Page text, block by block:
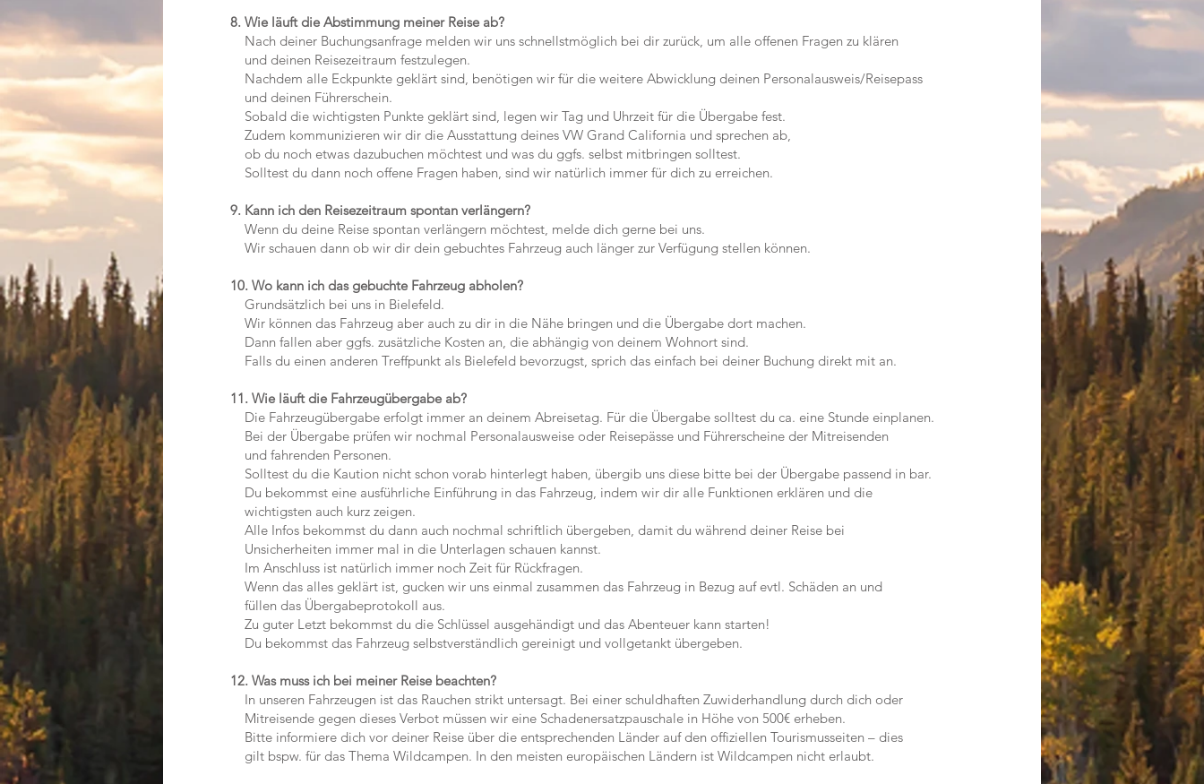
8. Wie läuft die Abstimmung meiner Reise ab?
Nach deiner Buchungsanfrage melden wir uns schnellstmöglich bei dir zurück, um alle offenen Fragen zu klären
und deinen Reisezeitraum festzulegen.
Nachdem alle Eckpunkte geklärt sind, benötigen wir für die weitere Abwicklung deinen Personalausweis/Reisepass
und deinen Führerschein.
Sobald die wichtigsten Punkte geklärt sind, legen wir Tag und Uhrzeit für die Übergabe fest.
Zudem kommunizieren wir dir die Ausstattung deines VW Grand California und sprechen ab,
ob du noch etwas dazubuchen möchtest und was du ggfs. selbst mitbringen solltest.
Solltest du dann noch offene Fragen haben, sind wir natürlich immer für dich zu erreichen.
9. Kann ich den Reisezeitraum spontan verlängern?
Wenn du deine Reise spontan verlängern möchtest, melde dich gerne bei uns.
Wir schauen dann ob wir dir dein gebuchtes Fahrzeug auch länger zur Verfügung stellen können.
10. Wo kann ich das gebuchte Fahrzeug abholen?
Grundsätzlich bei uns in Bielefeld.
Wir können das Fahrzeug aber auch zu dir in die Nähe bringen und die Übergabe dort machen.
Dann fallen aber ggfs. zusätzliche Kosten an, die abhängig von deinem Wohnort sind.
Falls du einen anderen Treffpunkt als Bielefeld bevorzugst, sprich das einfach bei deiner Buchung direkt mit an.
11. Wie läuft die Fahrzeugübergabe ab?
Die Fahrzeugübergabe erfolgt immer an deinem Abreisetag. Für die Übergabe solltest du ca. eine Stunde einplanen.
Bei der Übergabe prüfen wir nochmal Personalausweise oder Reisepässe und Führerscheine der Mitreisenden
und fahrenden Personen.
Solltest du die Kaution nicht schon vorab hinterlegt haben, übergib uns diese bitte bei der Übergabe passend in bar.
Du bekommst eine ausführliche Einführung in das Fahrzeug, indem wir dir alle Funktionen erklären und die
wichtigsten auch kurz zeigen.
Alle Infos bekommst du dann auch nochmal schriftlich übergeben, damit du während deiner Reise bei
Unsicherheiten immer mal in die Unterlagen schauen kannst.
Im Anschluss ist natürlich immer noch Zeit für Rückfragen.
Wenn das alles geklärt ist, gucken wir uns einmal zusammen das Fahrzeug in Bezug auf evtl. Schäden an und
füllen das Übergabeprotokoll aus.
Zu guter Letzt bekommst du die Schlüssel ausgehändigt und das Abenteuer kann starten!
Du bekommst das Fahrzeug selbstverständlich gereinigt und vollgetankt übergeben.
12. Was muss ich bei meiner Reise beachten?
In unseren Fahrzeugen ist das Rauchen strikt untersagt. Bei einer schuldhaften Zuwiderhandlung durch dich oder
Mitreisende gegen dieses Verbot müssen wir eine Schadenersatzpauschale in Höhe von 500€ erheben.
Bitte informiere dich vor deiner Reise über die entsprechenden Länder auf den offiziellen Tourismusseiten – dies
gilt bspw. für das Thema Wildcampen. In den meisten europäischen Ländern ist Wildcampen nicht erlaubt.